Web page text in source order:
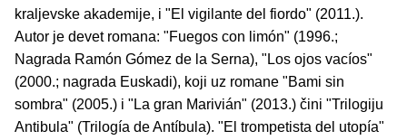
kraljevske akademije, i "El vigilante del fiordo" (2011.).
Autor je devet romana: "Fuegos con limón" (1996.;
Nagrada Ramón Gómez de la Serna), "Los ojos vacíos"
(2000.; nagrada Euskadi), koji uz romane "Bami sin
sombra" (2005.) i "La gran Marivián" (2013.) čini "Trilogiju
Antibula" (Trilogía de Antíbula). "El trompetista del utopía"